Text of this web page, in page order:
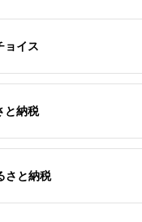
ョイス
と納税
さと納税